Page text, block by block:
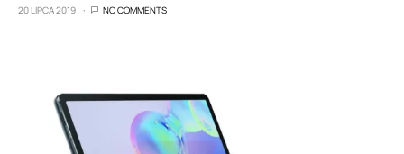
20 LIPCA 2019 NO COMMENTS